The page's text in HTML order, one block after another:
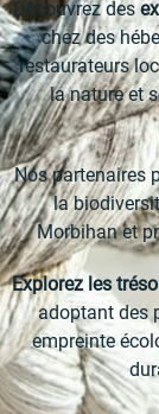
Découvrez des
chez des
restaurateurs
la nature et
Nos partenaires
la
Morbihan et
Explorez les
adoptant des
empreinte